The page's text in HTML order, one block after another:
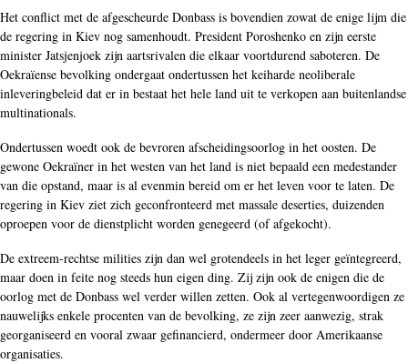
Het conflict met de afgescheurde Donbass is bovendien zowat de enige lijm die
de regering in Kiev nog samenhoudt. President Poroshenko en zijn eerste
minister Jatsjenjoek zijn aartsrivalen die elkaar voortdurend saboteren. De
Oekraïense bevolking ondergaat ondertussen het keiharde neoliberale
inleveringbeleid dat er in bestaat het hele land uit te verkopen aan buitenlandse
multinationals.
Ondertussen woedt ook de bevroren afscheidingsoorlog in het oosten. De
gewone Oekraïner in het westen van het land is niet bepaald een medestander
van die opstand, maar is al evenmin bereid om er het leven voor te laten. De
regering in Kiev ziet zich geconfronteerd met massale deserties, duizenden
oproepen voor de dienstplicht worden genegeerd (of afgekocht).
De extreem-rechtse milities zijn dan wel grotendeels in het leger geïntegreerd,
maar doen in feite nog steeds hun eigen ding. Zij zijn ook de enigen die de
oorlog met de Donbass wel verder willen zetten. Ook al vertegenwoordigen ze
nauwelijks enkele procenten van de bevolking, ze zijn zeer aanwezig, strak
georganiseerd en vooral zwaar gefinancierd, ondermeer door Amerikaanse
organisaties.